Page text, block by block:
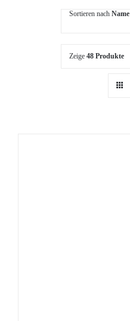
Sortieren nach Name
Zeige 48 Produkte